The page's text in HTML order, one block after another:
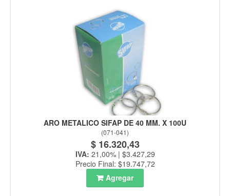
ARO METALICO SIFAP DE 40 MM. X 100U
(071-041)
$ 16.320,43
IVA: 21,00% | $3.427,29
Precio Final: $19.747,72
Agregar